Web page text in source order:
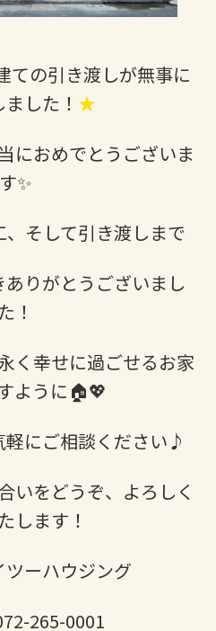
ての引き渡しが無事に
した！ ★
におめでとうございま
す✨
そして引き渡しまで
りがとうございまし
た！
く幸せに過ごせるお家
ように🏠💖
軽にご相談ください♪
いをどうぞ、よろしく
します！
ーハウジング
265-0001